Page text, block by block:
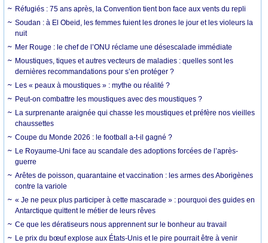
Réfugiés : 75 ans après, la Convention tient bon face aux vents du repli
Soudan : à El Obeid, les femmes fuient les drones le jour et les violeurs la
nuit
Mer Rouge : le chef de l’ONU réclame une désescalade immédiate
Moustiques, tiques et autres vecteurs de maladies : quelles sont les
dernières recommandations pour s’en protéger ?
Les « peaux à moustiques » : mythe ou réalité ?
Peut-on combattre les moustiques avec des moustiques ?
La surprenante araignée qui chasse les moustiques et préfère nos vieilles
chaussettes
Coupe du Monde 2026 : le football a-t-il gagné ?
Le Royaume-Uni face au scandale des adoptions forcées de l’après-
guerre
Arêtes de poisson, quarantaine et vaccination : les armes des Aborigènes
contre la variole
« Je ne peux plus participer à cette mascarade » : pourquoi des guides en
Antarctique quittent le métier de leurs rêves
Ce que les dératiseurs nous apprennent sur le bonheur au travail
Le prix du bœuf explose aux États-Unis et le pire pourrait être à venir